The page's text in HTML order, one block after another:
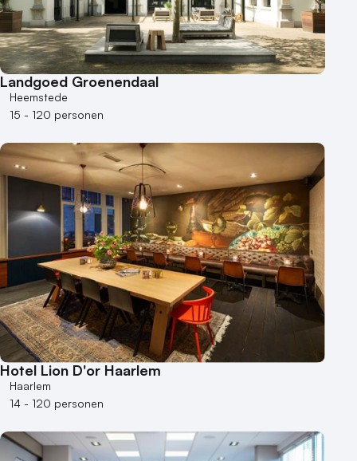
Landgoed Groenendaal
Heemstede
15 - 120 personen
Hotel Lion D'or Haarlem
Haarlem
14 - 120 personen